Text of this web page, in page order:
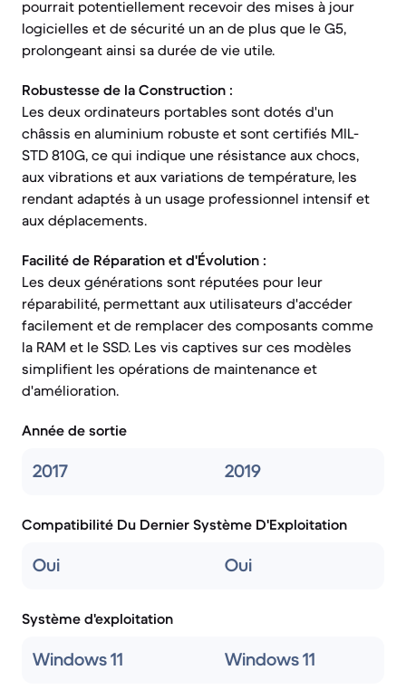
pourrait potentiellement recevoir des mises à jour
logicielles et de sécurité un an de plus que le G5,
prolongeant ainsi sa durée de vie utile.
Robustesse de la Construction :
Les deux ordinateurs portables sont dotés d'un
châssis en aluminium robuste et sont certifiés MIL-
STD 810G, ce qui indique une résistance aux chocs,
aux vibrations et aux variations de température, les
rendant adaptés à un usage professionnel intensif et
aux déplacements.
Facilité de Réparation et d'Évolution :
Les deux générations sont réputées pour leur
réparabilité, permettant aux utilisateurs d'accéder
facilement et de remplacer des composants comme
la RAM et le SSD. Les vis captives sur ces modèles
simplifient les opérations de maintenance et
d'amélioration.
Année de sortie
2017 2019
Compatibilité Du Dernier Système D'Exploitation
Oui Oui
Système d'exploitation
Windows 11 Windows 11